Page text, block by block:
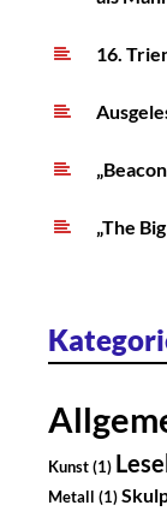
16.
„The
Kunst(1)
Metall (1)